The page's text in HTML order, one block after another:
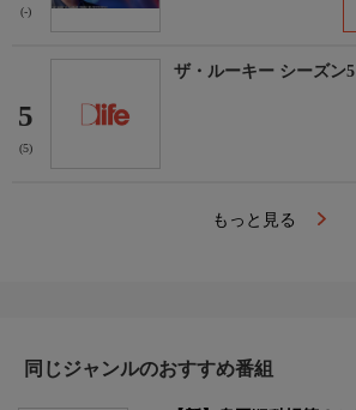
(-)
5
(5)
ザ・ルーキー シーズン5
もっと見る
同じジャンルのおすすめ番組